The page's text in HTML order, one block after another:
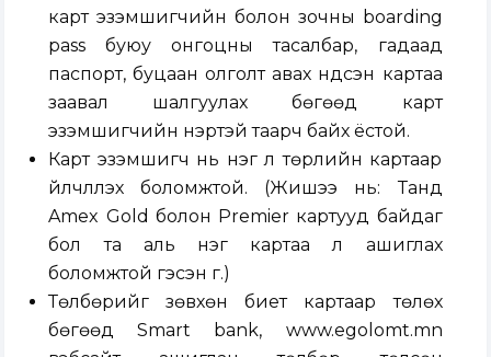
карт эзэмшигчийн болон зочны boarding
pass буюу онгоцны тасалбар, гадаад
паспорт, буцаан олголт авах үндсэн картаа
заавал шалгуулах бөгөөд карт
эзэмшигчийн нэртэй таарч байх ёстой.
Карт эзэмшигч нь нэг л төрлийн картаар
үйлчлүүлэх боломжтой. (Жишээ нь: Танд
Amex Gold болон Premier картууд байдаг
бол та аль нэг картаа л ашиглах
боломжтой гэсэн үг.)
Төлбөрийг зөвхөн биет картаар төлөх
бөгөөд Smart bank, www.egolomt.mn